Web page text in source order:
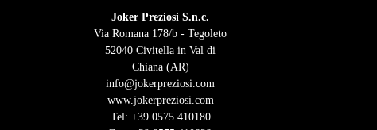
Joker Preziosi S.n.c.
Via Romana 178/b - Tegoleto
52040 Civitella in Val di
Chiana (AR)
info@jokerpreziosi.com
www.jokerpreziosi.com
Tel: +39.0575.410180